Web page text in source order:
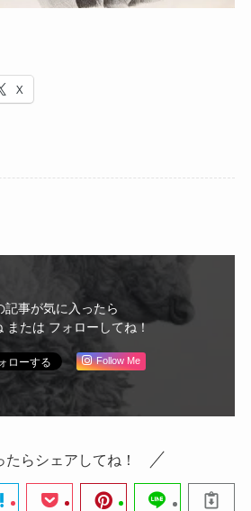
X
記事が気に入ったら
または フォローしてね！
Follow Me
たらシェアしてね！